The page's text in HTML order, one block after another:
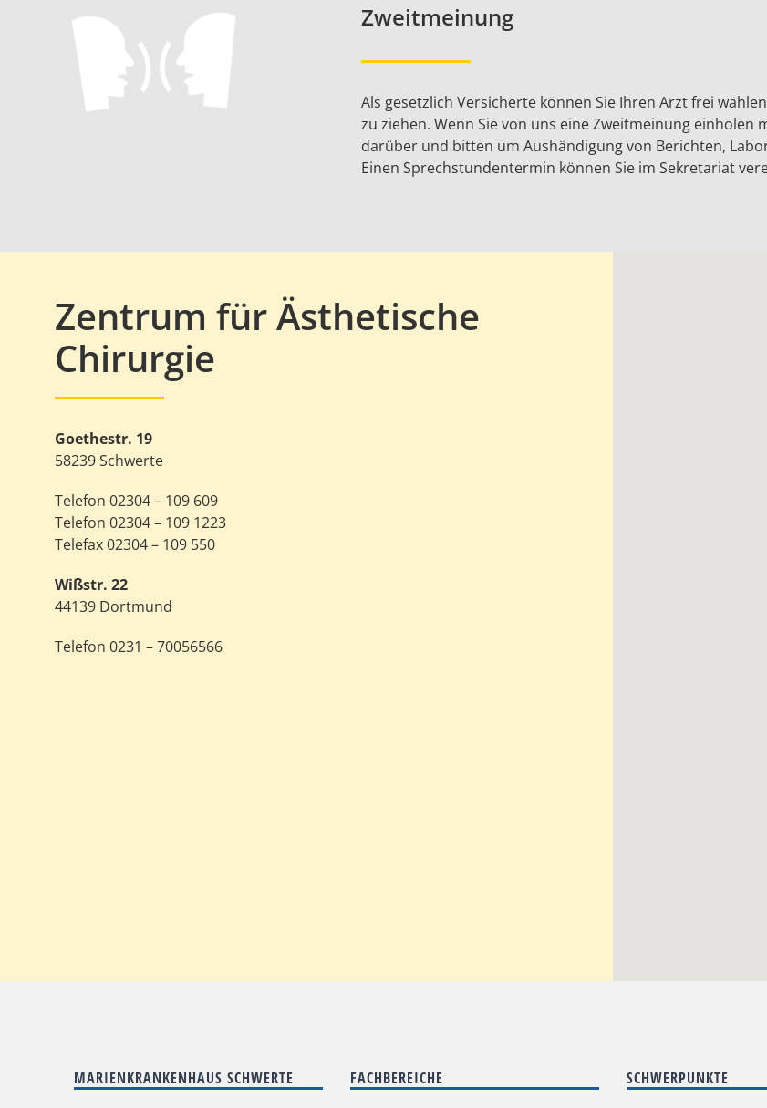
Zweitmeinung
Als gesetzlich Versicherte können Sie Ihren Arzt frei
zu ziehen. Wenn Sie von uns eine Zweitmeinung
darüber und bitten um Aushändigung von Berichten,
Einen Sprechstunden­termin können Sie im Sekretariat
Zentrum für Ästhetische
Chirurgie
Goethestr. 19
58239 Schwerte
Telefon 02304 – 109 609
Telefon 02304 – 109 1223
Telefax 02304 – 109 550
Wißstr. 22
44139 Dortmund
Telefon 0231 – 70056566
MARIENKRANKENHAUS SCHWERTE FACHBEREICHE SCHWERPUNKTE